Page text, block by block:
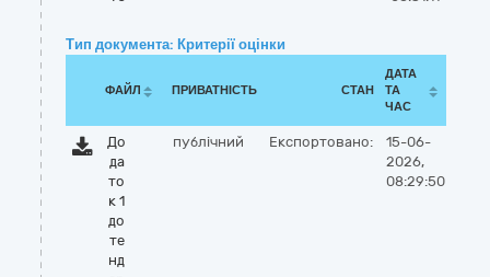
Тип документа: Критерії оцінки
ФАЙЛ ПРИВАТНІСТЬ СТАН
ДАТА
ТА
ЧАС
До
да
то
к 1
до
те
нд
публічний Експортовано:
15-06-
2026,
08:29:50